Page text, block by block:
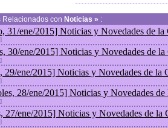
Relacionados con Noticias » :
31/ene/2015] Noticias y Novedades de la
30/ene/2015] Noticias y Novedades de
29/ene/2015] Noticias y Novedades de la
28/ene/2015] Noticias y Novedades
27/ene/2015] Noticias y Novedades de la